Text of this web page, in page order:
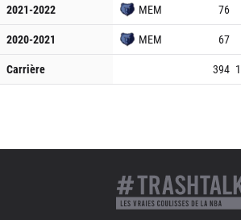
2021-2022
MEM 76
2020-2021
MEM 67
Carrière
394